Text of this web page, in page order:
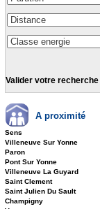
Valider votre recherche
A proximité
Sens
Villeneuve Sur Yonne
Paron
Pont Sur Yonne
Villeneuve La Guyard
Saint Clement
Saint Julien Du Sault
Champigny